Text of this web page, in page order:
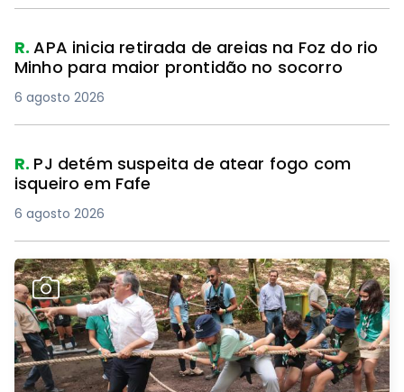
R.APA inicia retirada de areias na Foz do rio
Minho para maior prontidão no socorro
6 agosto 2026
R. PJ detém suspeita de atear fogo com
isqueiro em Fafe
6 agosto 2026